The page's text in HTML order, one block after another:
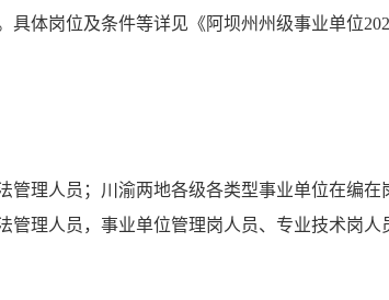
具体岗位及条件等详见《阿坝州州级事业单位202
管理人员；川渝两地各级各类型事业单位在编在
管理人员 ， 事业单位管理岗人员、专业技术岗人